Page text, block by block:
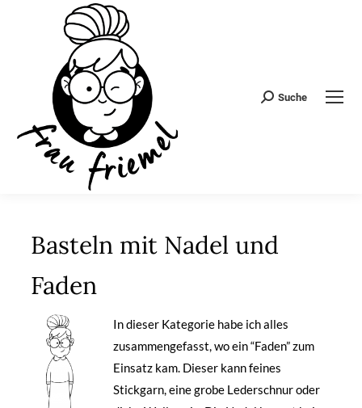
Search:
Suche
Basteln mit Nadel und
Faden
In dieser Kategorie habe ich alles
zusammengefasst, wo ein “Faden” zum
Einsatz kam. Dieser kann feines
Stickgarn, eine grobe Lederschnur oder